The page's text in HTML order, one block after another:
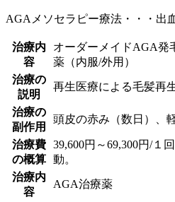
AGAメソセラピー療法・・・出
治療内
容
オーダーメイドAGA発
薬（内服/外用）
治療の
説明
再生医療による毛髪再
治療の
副作用
頭皮の赤み（数日）、
治療費
の概算
39,600円～69,300円/１
動。
治療内
容
AGA治療薬